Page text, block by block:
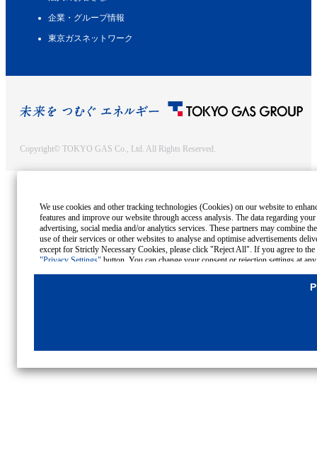
企業・グループ情報
東京ガスネットワーク
Copyright© TOKYO GAS Co., Ltd. All Rights Reserved.
We use cookies and other tracking technologies (Cookies) on our website to
features and improve our website through access analysis. The data regarding
advertising, social media and/or analytics services. These partners may combine
use of their services or other websites to analyse and optimise advertisements
except for Strictly Necessary Cookies, please click "Reject All". If you agree to
"Privacy Settings" button. You can change your consent or rejection settings at